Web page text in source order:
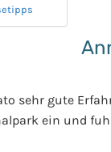
sehr gute
ein und